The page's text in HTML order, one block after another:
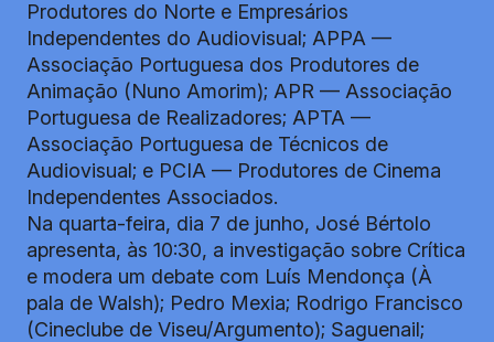
Produtores do Norte e Empresários
Independentes do Audiovisual; APPA —
Associação Portuguesa dos Produtores de
Animação (Nuno Amorim); APR — Associação
Portuguesa de Realizadores; APTA —
Associação Portuguesa de Técnicos de
Audiovisual; e PCIA — Produtores de Cinema
Independentes Associados.
Na quarta-feira, dia 7 de junho, José Bértolo
apresenta, às 10:30, a investigação sobre Crítica
e modera um debate com Luís Mendonça (À
pala de Walsh); Pedro Mexia; Rodrigo Francisco
(Cineclube de Viseu/Argumento); Saguenail;